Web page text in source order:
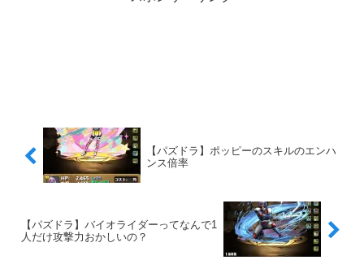
【パズドラ】ポッピーのスキルのエンハ
ンス倍率
【パズドラ】バイオライダーってなんで1
人だけ攻撃力おかしいの？